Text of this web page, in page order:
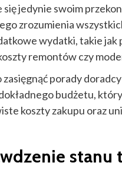
jedynie swoim
zrozumienia
wydatki, takie
remontów czy
porady
budżetu,
koszty zakupu oraz
stanu